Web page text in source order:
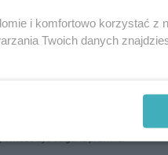
w jakikolwiek sposób (w tym
lub wykorzystanie utworów
i może być ścigane prawnie.
i komfortowo korzystać z
Twoich danych